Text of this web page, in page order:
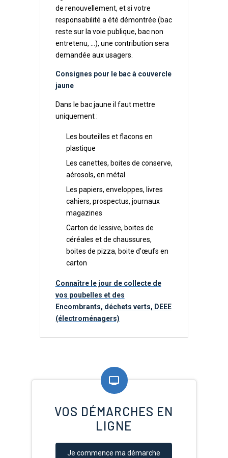
de renouvellement, et si votre
responsabilité a été démontrée (bac
reste sur la voie publique, bac non
entretenu, …), une contribution sera
demandée aux usagers.
Consignes pour le bac à couvercle
jaune
Dans le bac jaune il faut mettre
uniquement :
Les bouteilles et flacons en
plastique
Les canettes, boites de conserve,
aérosols, en métal
Les papiers, enveloppes, livres
cahiers, prospectus, journaux
magazines
Carton de lessive, boites de
céréales et de chaussures,
boites de pizza, boite d’œufs en
carton
Connaître le jour de collecte de
vos poubelles et des
Encombrants, déchets verts, DEEE
(électroménagers)
VOS DÉMARCHES EN
LIGNE
Je commence ma démarche